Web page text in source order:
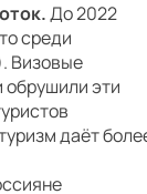
До 2022
среди
Визовые
обрушили эти
даёт